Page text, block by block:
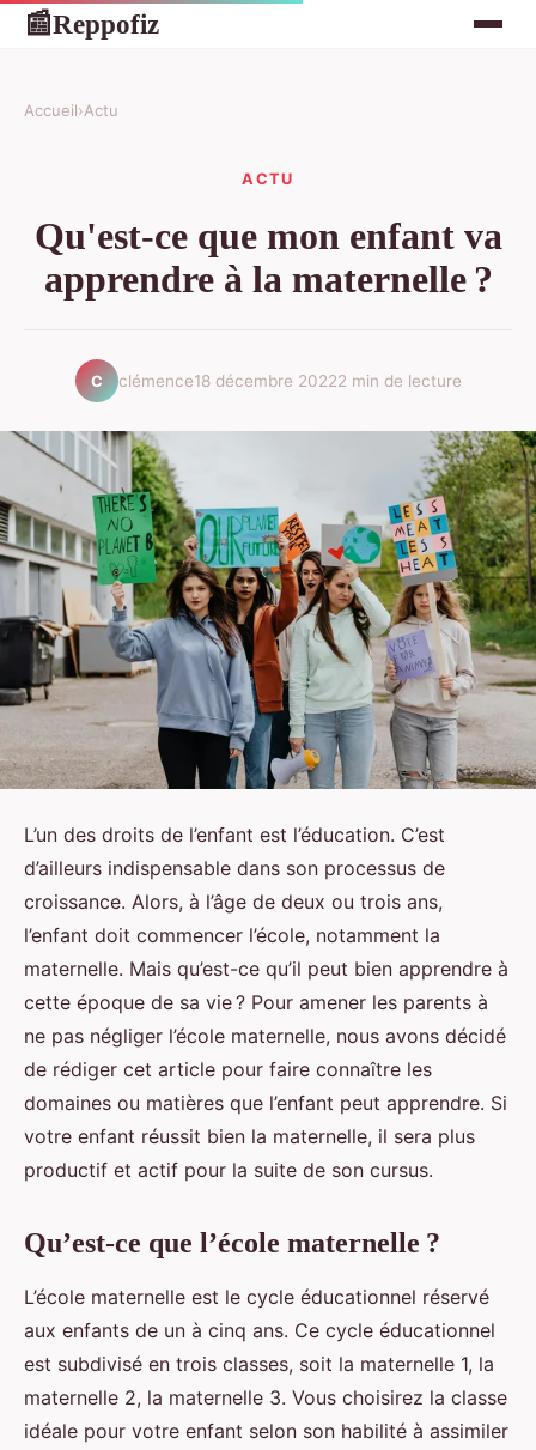
📰Reppofiz
Accueil›Actu
ACTU
Qu'est-ce que mon enfant va
apprendre à la maternelle ?
C clémence18 décembre 20222 min de lecture
L’un des droits de l’enfant est l’éducation. C’est
d’ailleurs indispensable dans son processus de
croissance. Alors, à l’âge de deux ou trois ans,
l’enfant doit commencer l’école, notamment la
maternelle. Mais qu’est-ce qu’il peut bien apprendre à
cette époque de sa vie ? Pour amener les parents à
ne pas négliger l’école maternelle, nous avons décidé
de rédiger cet article pour faire connaître les
domaines ou matières que l’enfant peut apprendre. Si
votre enfant réussit bien la maternelle, il sera plus
productif et actif pour la suite de son cursus.
Qu’est-ce que l’école maternelle ?
L’école maternelle est le cycle éducationnel réservé
aux enfants de un à cinq ans. Ce cycle éducationnel
est subdivisé en trois classes, soit la maternelle 1, la
maternelle 2, la maternelle 3. Vous choisirez la classe
idéale pour votre enfant selon son habilité à assimiler